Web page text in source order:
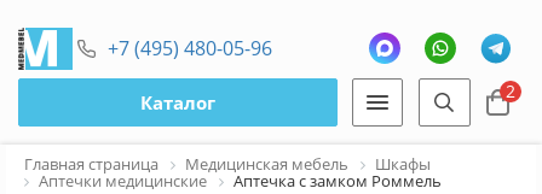
+7 (495) 480-05-96
Каталог 2
Главная страница Медицинская мебель Шкафы
Аптечки медицинские Аптечка с замком Роммель